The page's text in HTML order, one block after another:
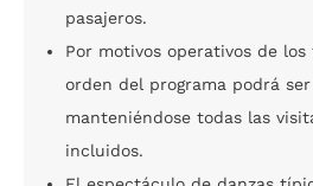
pasajeros.
Por motivos operativos de los
orden del programa podrá
manteniéndose todas las
incluidos.